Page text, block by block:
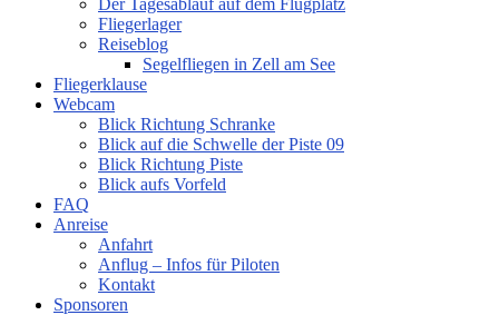
Der Tagesablauf auf dem Flugplatz
Fliegerlager
Reiseblog
Segelfliegen in Zell am See
Fliegerklause
Webcam
Blick Richtung Schranke
Blick auf die Schwelle der Piste 09
Blick Richtung Piste
Blick aufs Vorfeld
FAQ
Anreise
Anfahrt
Anflug – Infos für Piloten
Kontakt
Sponsoren